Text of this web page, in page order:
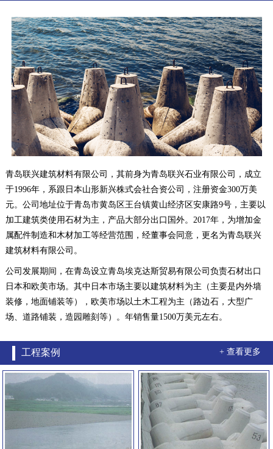
青岛联兴建筑材料有限公司，其前身为青岛联兴石业有限公司，成立
于1996年，系跟日本山形新兴株式会社合资公司，注册资金300万美
元。公司地址位于青岛市黄岛区王台镇黄山经济区安康路9号，主要以
加工建筑类使用石材为主，产品大部分出口国外。2017年，为增加金
属配件制造和木材加工等经营范围，经董事会同意，更名为青岛联兴
建筑材料有限公司。
公司发展期间，在青岛设立青岛埃克达斯贸易有限公司负责石材出口
日本和欧美市场。其中日本市场主要以建筑材料为主（主要是内外墙
装修，地面铺装等），欧美市场以土木工程为主（路边石，大型广
场、道路铺装，造园雕刻等）。年销售量1500万美元左右。
+ 查看更多
工程案例